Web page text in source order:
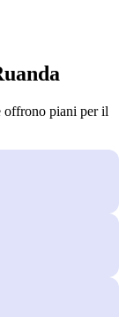
offrono piani per il